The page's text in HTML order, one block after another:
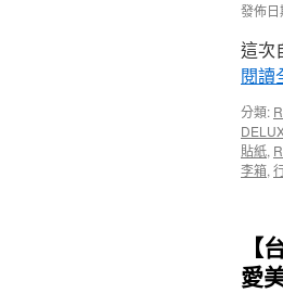
發佈日
這次
閱讀
分類:
貼紙,
李箱,
愛